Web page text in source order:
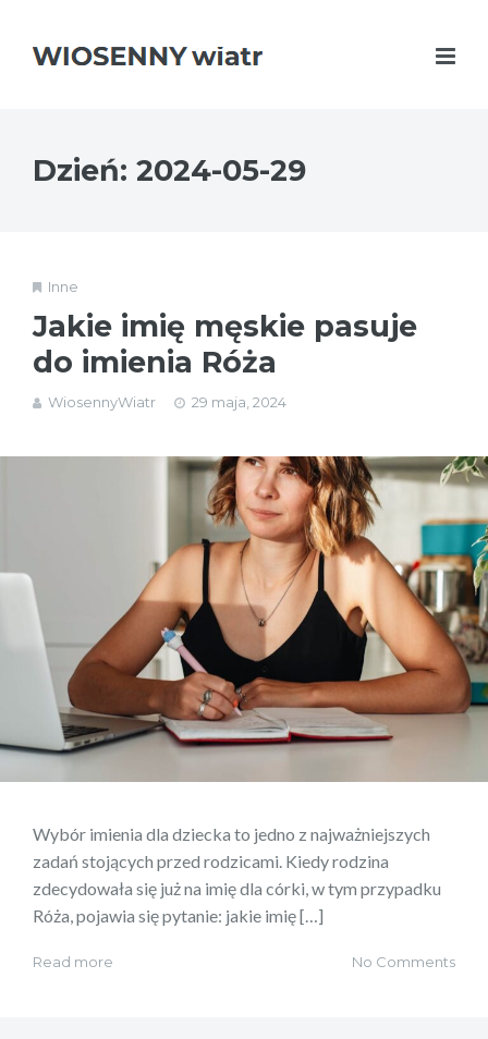
Dzień: 2024-05-29
Inne
Jakie imię męskie pasuje
do imienia Róża
WiosennyWiatr 29 maja, 2024
Wybór imienia dla dziecka to jedno z najważniejszych
zadań stojących przed rodzicami. Kiedy rodzina
zdecydowała się już na imię dla córki, w tym przypadku
Róża, pojawia się pytanie: jakie imię […]
Read more No Comments